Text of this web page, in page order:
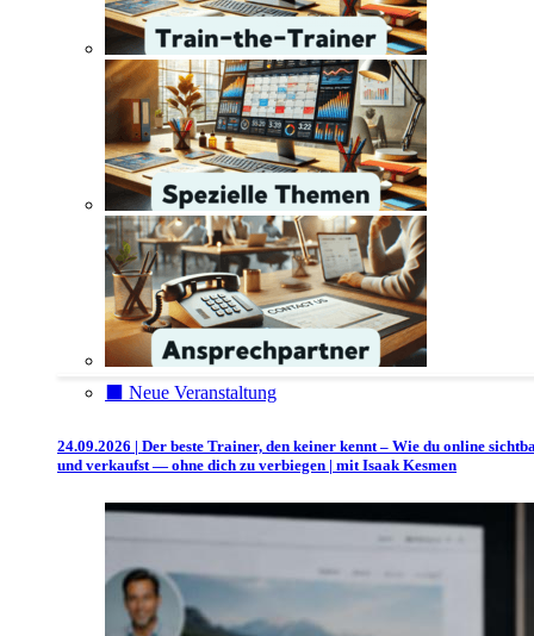
⬛️ Neue Veranstaltung
24.09.2026 | Der beste Trainer, den keiner kennt – Wie du online
und verkaufst — ohne dich zu verbiegen | mit Isaak Kesmen